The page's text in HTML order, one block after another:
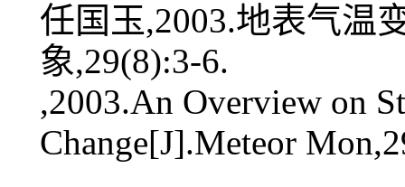
任国玉,2003.地表气温
象,29(8):3-6.
,2003.An Overview on
Change[J].Meteor